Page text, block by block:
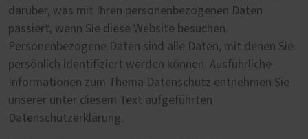
darüber, was mit Ihren personenbezogenen Daten
passiert, wenn Sie diese Website besuchen.
Personenbezogene Daten sind alle Daten, mit denen Sie
persönlich identifiziert werden können. Ausführliche
Informationen zum Thema Datenschutz entnehmen Sie
unserer unter diesem Text aufgeführten
Datenschutzerklärung.